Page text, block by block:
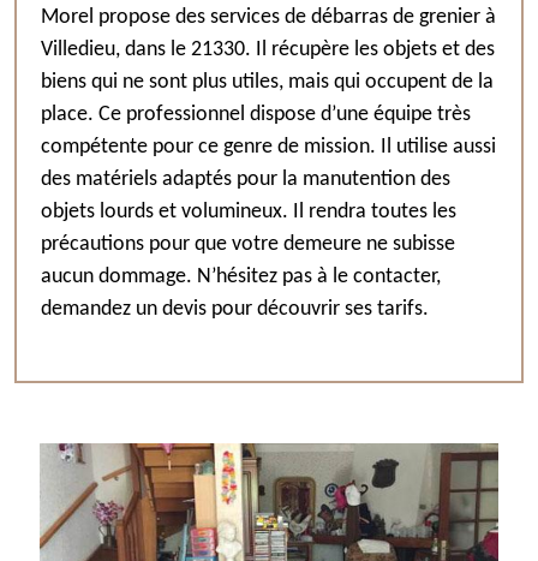
Morel propose des services de débarras de grenier à
Villedieu, dans le 21330. Il récupère les objets et des
biens qui ne sont plus utiles, mais qui occupent de la
place. Ce professionnel dispose d’une équipe très
compétente pour ce genre de mission. Il utilise aussi
des matériels adaptés pour la manutention des
objets lourds et volumineux. Il rendra toutes les
précautions pour que votre demeure ne subisse
aucun dommage. N’hésitez pas à le contacter,
demandez un devis pour découvrir ses tarifs.